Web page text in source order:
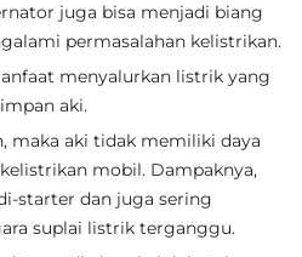
juga bisa menjadi biang
permasalahan kelistrikan.
menyalurkan listrik yang
aki.
maka aki tidak memiliki daya
mobil. Dampaknya,
starter dan juga sering
suplai listrik terganggu.